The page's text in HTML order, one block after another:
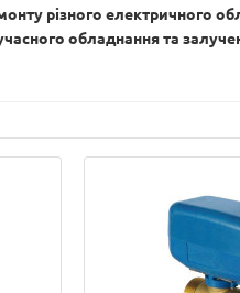
різного електричного
обладнання та